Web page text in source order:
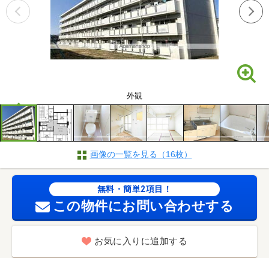
外観
画像の一覧を見る（16枚）
無料・簡単2項目！
この物件にお問い合わせする
お気に入りに追加する